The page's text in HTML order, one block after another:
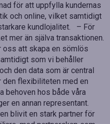
för att uppfylla kundernas
och online, vilket samtidigt
kundlojalitet. – För
mer än själva transaktionen.
oss att skapa en sömlös
som vi behåller
den data som är central
den flexibiliteten med en
behoven hos både våra
en annan representant.
blivit en stark partner för